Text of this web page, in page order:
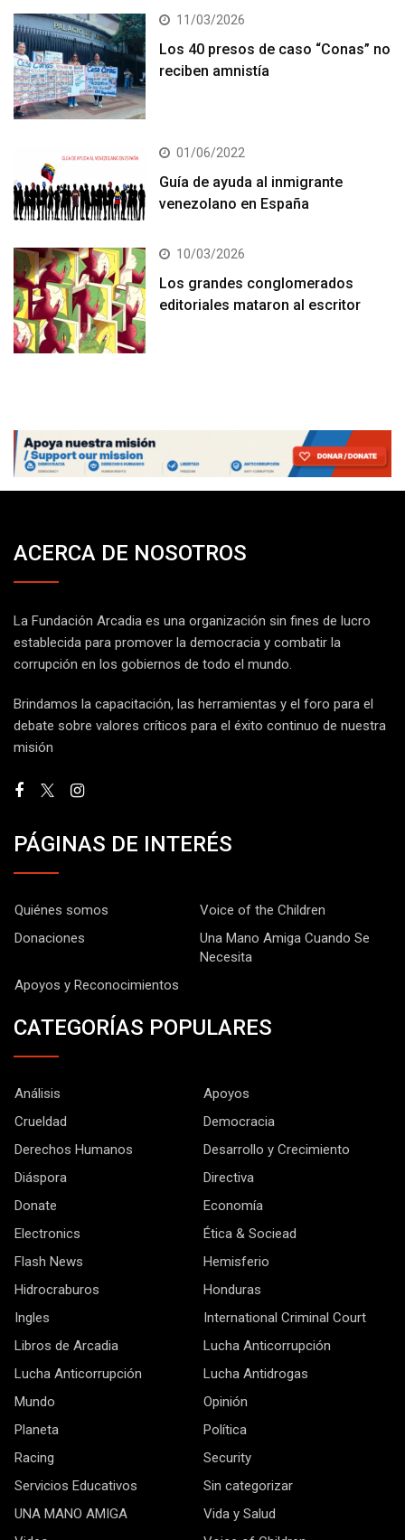
11/03/2026
Los 40 presos de caso “Conas” no
reciben amnistía
01/06/2022
Guía de ayuda al inmigrante
venezolano en España
10/03/2026
Los grandes conglomerados
editoriales mataron al escritor
ACERCA DE NOSOTROS
La Fundación Arcadia es una organización sin fines de lucro
establecida para promover la democracia y combatir la
corrupción en los gobiernos de todo el mundo.
Brindamos la capacitación, las herramientas y el foro para el
debate sobre valores críticos para el éxito continuo de nuestra
misión
PÁGINAS DE INTERÉS
Quiénes somos
Voice of the Children
Donaciones
Una Mano Amiga Cuando Se
Necesita
Apoyos y Reconocimientos
CATEGORÍAS POPULARES
Análisis
Apoyos
Crueldad
Democracia
Derechos Humanos
Desarrollo y Crecimiento
Diáspora
Directiva
Donate
Economía
Electronics
Ética & Sociead
Flash News
Hemisferio
Hidrocraburos
Honduras
Ingles
International Criminal Court
Libros de Arcadia
Lucha Anticorrupción
Lucha Anticorrupción
Lucha Antidrogas
Mundo
Opinión
Planeta
Política
Racing
Security
Servicios Educativos
Sin categorizar
UNA MANO AMIGA
Vida y Salud